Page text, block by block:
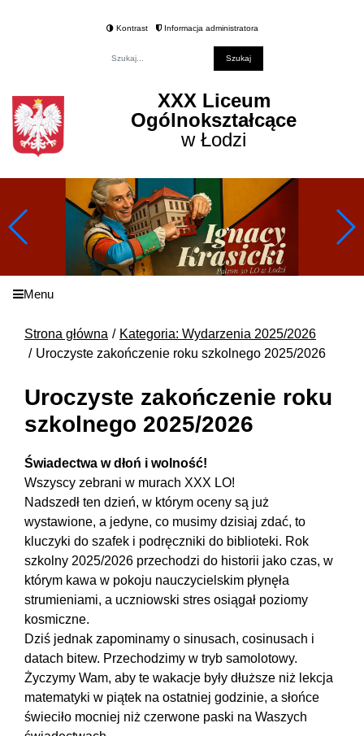
Kontrast Informacja administratora
XXX Liceum
Ogólnokształcące
w Łodzi
Menu
Strona główna
Kategoria: Wydarzenia 2025/2026
Uroczyste zakończenie roku szkolnego 2025/2026
Uroczyste zakończenie roku
szkolnego 2025/2026
Świadectwa w dłoń i wolność!
Wszyscy zebrani w murach XXX LO!
Nadszedł ten dzień, w którym oceny są już
wystawione, a jedyne, co musimy dzisiaj zdać, to
kluczyki do szafek i podręczniki do biblioteki. Rok
szkolny 2025/2026 przechodzi do historii jako czas, w
którym kawa w pokoju nauczycielskim płynęła
strumieniami, a uczniowski stres osiągał poziomy
kosmiczne.
Dziś jednak zapominamy o sinusach, cosinusach i
datach bitew. Przechodzimy w tryb samolotowy.
Życzymy Wam, aby te wakacje były dłuższe niż lekcja
matematyki w piątek na ostatniej godzinie, a słońce
świeciło mocniej niż czerwone paski na Waszych